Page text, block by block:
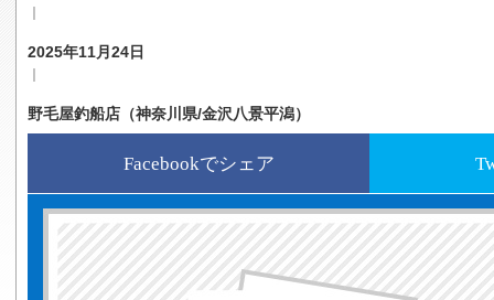
2025年11月24日
野毛屋釣船店（神奈川県/金沢八景平潟）
Facebookでシェア